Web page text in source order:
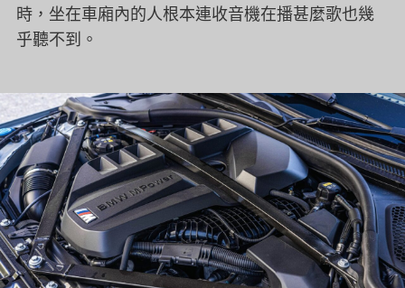
時，坐在車廂內的人根本連收音機在播甚麼歌也幾
乎聽不到。